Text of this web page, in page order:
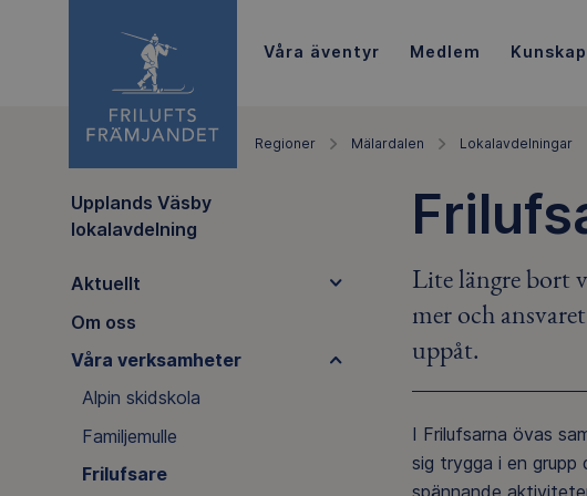
Våra äventyr Medlem
Regioner Mälardalen Lokalavdelningar
Upplands Väsby
lokalavdelning
Aktuellt
Om oss
Våra verksamheter
Alpin skidskola
Familjemulle
Frilufsare
Lite längre bort
mer och
uppåt.
I Frilufsarna övas
sig trygga i en grupp
spännande